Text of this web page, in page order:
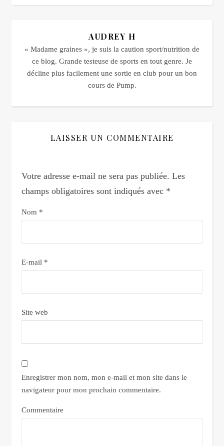
AUDREY H
« Madame graines », je suis la caution sport/nutrition de
ce blog. Grande testeuse de sports en tout genre. Je
décline plus facilement une sortie en club pour un bon
cours de Pump.
LAISSER UN COMMENTAIRE
Votre adresse e-mail ne sera pas publiée. Les
champs obligatoires sont indiqués avec *
Nom *
E-mail *
Site web
Enregistrer mon nom, mon e-mail et mon site dans le
navigateur pour mon prochain commentaire.
Commentaire